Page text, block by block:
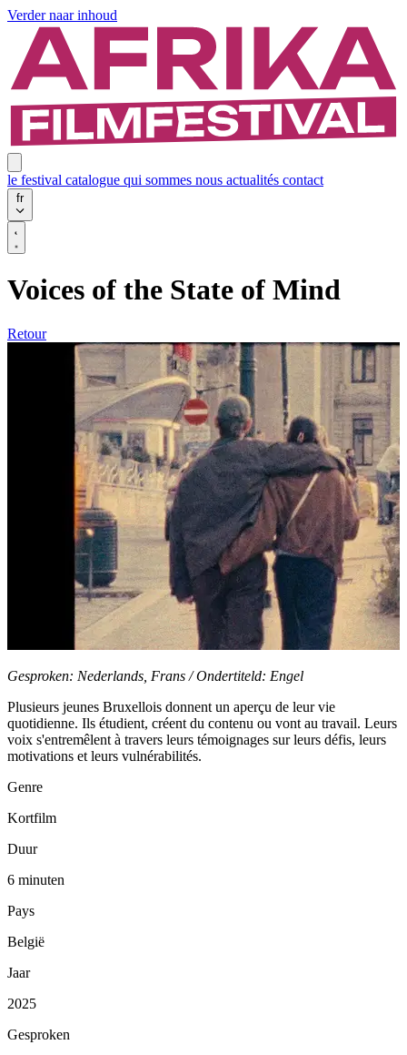
Verder naar inhoud
le festival catalogue qui sommes nous actualités contact
fr
Voices of the State of Mind
Retour
Gesproken: Nederlands, Frans / Ondertiteld: Engel
Plusieurs jeunes Bruxellois donnent un aperçu de leur vie
quotidienne. Ils étudient, créent du contenu ou vont au travail. Leurs
voix s'entremêlent à travers leurs témoignages sur leurs défis, leurs
motivations et leurs vulnérabilités.
Genre
Kortfilm
Duur
6 minuten
Pays
België
Jaar
2025
Gesproken